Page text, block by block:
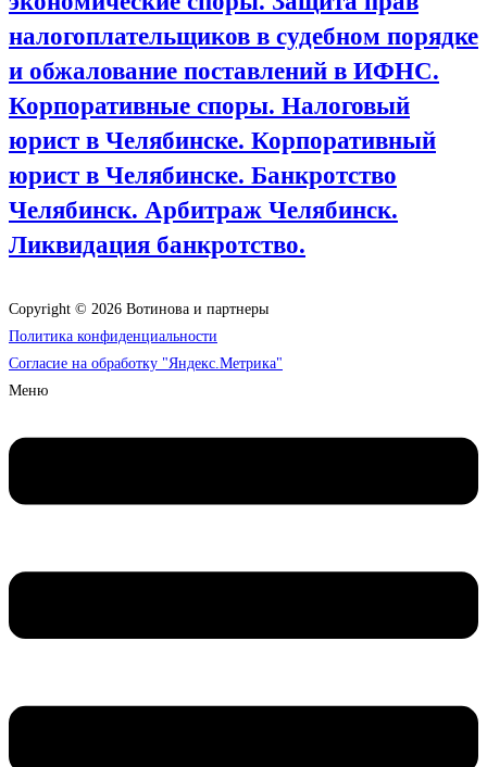
налогоплательщиков в судебном порядке
и обжалование поставлений в ИФНС.
Корпоративные споры. Налоговый
юрист в Челябинске. Корпоративный
юрист в Челябинске. Банкротство
Челябинск. Арбитраж Челябинск.
Ликвидация банкротство.
Copyright © 2026 Вотинова и партнеры
Политика конфиденциальности
Согласие на обработку "Яндекс.Метрика"
Меню